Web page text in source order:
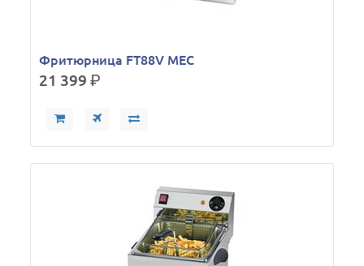
Фритюрница FT88V MEC
21 399р.